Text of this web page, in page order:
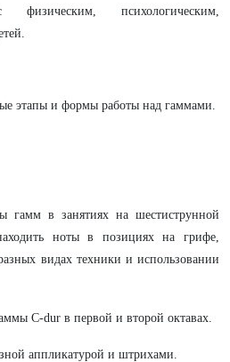
психологическим,
этапы и формы работы над гаммами.
гамм в занятиях на шестиструнной
ноты в позициях на грифе,
видах техники и использовании
С-dur в первой и второй октавах.
аппликатурой и штрихами.